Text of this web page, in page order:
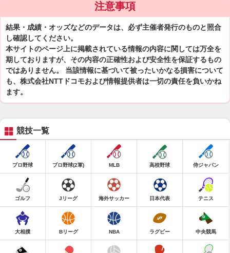
注意事項
結果・成績・オッズなどのデータは、必ず主催者発行のものと照合
し確認してください。
本サイトのページ上に掲載されている情報の内容に関しては万全を
期しておりますが、その内容の正確性および安全性を保証するもの
ではありません。 当該情報に基づいて被ったいかなる損害について
も、株式会社NTTドコモおよび情報提供者は一切の責任を負いかね
ます。
競技一覧
プロ野球 プロ野球(2軍) MLB 高校野球 侍ジャパン
ゴルフ Jリーグ 海外サッカー 日本代表 テニス
大相撲 Bリーグ NBA ラグビー 中央競馬